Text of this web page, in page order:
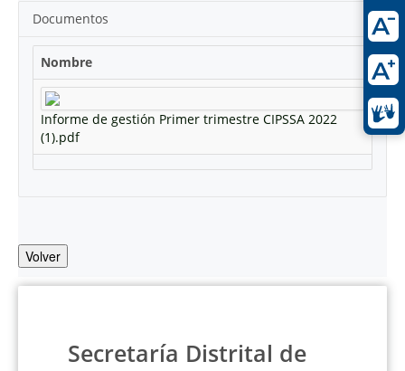
Documentos
Nombre
Informe de gestión Primer trimestre CIPSSA 2022
(1).pdf
Volver
Secretaría Distrital de